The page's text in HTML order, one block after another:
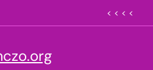
< < < <